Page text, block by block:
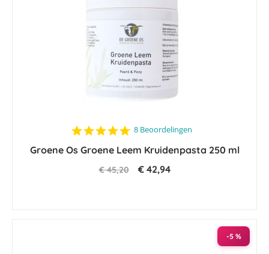
4.9
rating
8 Beoordelingen
Groene Os Groene Leem Kruidenpasta 250 ml
€ 45,20 € 42,94
-5 %